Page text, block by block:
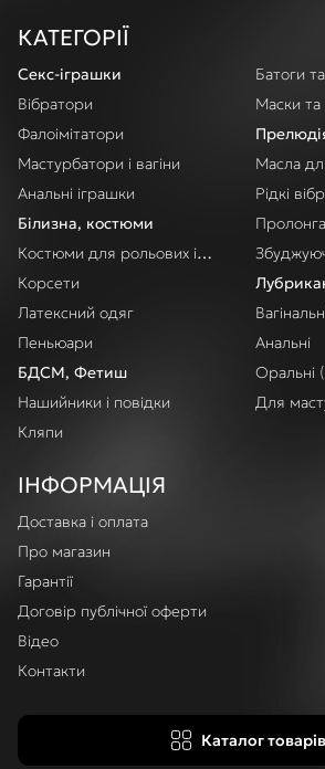
КАТЕГОРІЇ
Секс-іграшки
Вібратори
Фалоімітатори
Мастурбатори і вагіни
Анальні іграшки
Білизна, костюми
Костюми для рольових ігор
Корсети
Латексний одяг
Пеньюари
БДСМ, Фетиш
Нашийники і повідки
Кляпи
Батоги
Маски та
Масла
Рідкі
Анальні
Оральні
Для
ІНФОРМАЦІЯ
Доставка і оплата
Про магазин
Гарантії
Договір публічної оферти
Відео
Контакти
Каталог товарів